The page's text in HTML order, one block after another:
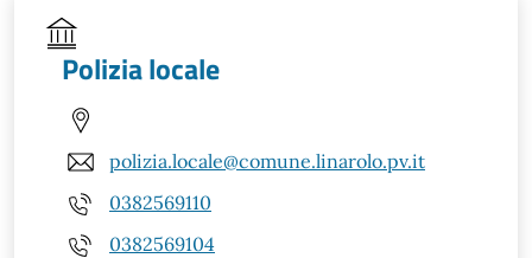
Polizia locale
polizia.locale@comune.linarolo.pv.it
0382569110
0382569104